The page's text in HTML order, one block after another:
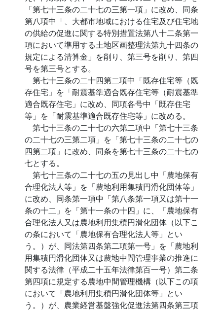
「第七十三条の二十七の三第一項」に改め、同条
第八項中「、大都市地域における住宅及び住宅地
の供給の促進に関する特別措置法第八十二条第一
項において準用する土地区画整理法第九十四条の
規定による清算金」を削り、第三号を削り、第四
号を第三号とする。
第七十三条の二十四第二項中「既存住宅等（既
存住宅」を「耐震基準適合既存住宅等（耐震基準
適合既存住宅」に改め、同項各号中「既存住宅
等」を「耐震基準適合既存住宅等」に改める。
第七十三条の二十七の六第二項中「第七十三条
の二十七の三第二項」を「第七十三条の二十七の
四第二項」に改め、同条を第七十三条の二十七の
七とする。
第七十三条の二十七の五の見出し中「農地保有
合理化法人等」を「農地利用集積円滑化団体等」
に改め、同条第一項中「第八条第一項又は第十一
条の十二」を「第十一条の十四」に、「農地保有
合理化法人又は農地利用集積円滑化団体（以下こ
の条において「農地保有合理化法人等」とい
う。）が、同法第四条第二項第一号」を「農地利
用集積円滑化団体又は農地中間管理事業の推進に
関する法律（平成二十五年法律第百一号）第二条
第四項に規定する農地中間管理機構（以下この項
において「農地利用集積円滑化団体等」とい
う。）が、農業経営基盤強化促進法第四条第三項